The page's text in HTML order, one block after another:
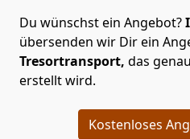
Du wünschst ein Angebot?
übersenden wir Dir ein
Tresortransport, das
erstellt wird.
Kostenloses